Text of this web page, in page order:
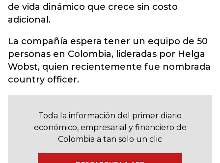
de vida dinámico que crece sin costo
adicional.
La compañía espera tener un equipo de 50
personas en Colombia, lideradas por Helga
Wobst, quien recientemente fue nombrada
country officer.
Toda la información del primer diario
económico, empresarial y financiero de
Colombia a tan solo un clic